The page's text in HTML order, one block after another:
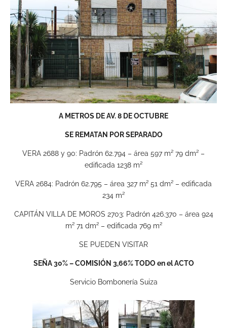
A METROS DE AV. 8 DE OCTUBRE
SE REMATAN POR SEPARADO
VERA 2688 y 90: Padrón 62.794 – área 597 m² 79 dm² –
edificada 1238 m²
VERA 2684: Padrón 62.795 – área 327 m² 51 dm² – edificada
234 m²
CAPITÁN VILLA DE MOROS 2703: Padrón 426.370 – área 924
m² 71 dm² – edificada 769 m²
SE PUEDEN VISITAR
SEÑA 30% – COMISIÓN 3,66% TODO en el ACTO
Servicio Bombonería Suiza